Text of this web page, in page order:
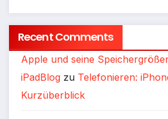
Recent Comments
Apple und seine
iPadBlog zu Telefonieren:
Kurzüberblick